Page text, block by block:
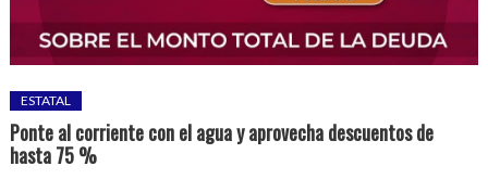
ESTATAL
Ponte al corriente con el agua y aprovecha descuentos de
hasta 75 %